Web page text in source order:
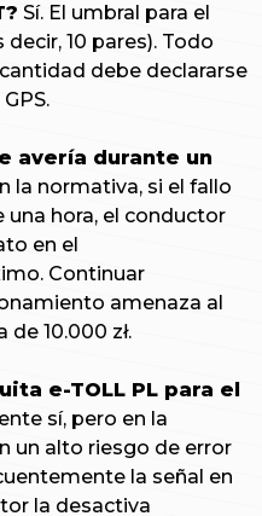
Sí. El umbral para el
10 pares). Todo
debe declararse
avería durante un
la normativa, si el fallo
una hora, el conductor
en el
Continuar
amenaza al
10.000 zł.
e-TOLL PL para el
sí, pero en la
un alto riesgo de error
la señal en
la desactiva